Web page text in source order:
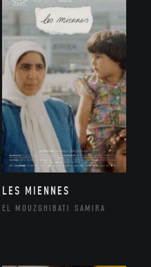
LES MIENNES
EL MOUZGHIBATI SAMIRA